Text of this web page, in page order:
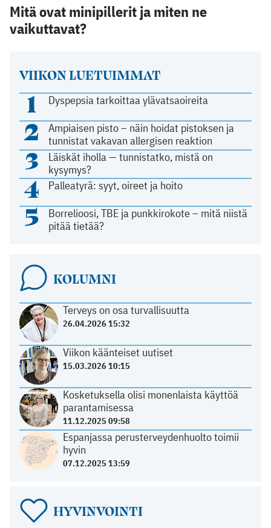
VIIKON LUETUIMMAT
1 Dyspepsia tarkoittaa ylävatsaoireita
2
Ampiaisen pisto – näin hoidat pistoksen ja
tunnistat vakavan allergisen reaktion
3
Läiskät iholla — tunnistatko, mistä on
kysymys?
4 Palleatyrä: syyt, oireet ja hoito
5
Borrelioosi, TBE ja punkkirokote – mitä niistä
pitää tietää?
KOLUMNI
Terveys on osa turvallisuutta
26.04.2026 15:32
Viikon käänteiset uutiset
15.03.2026 10:15
Kosketuksella olisi monenlaista käyttöä
parantamisessa
11.12.2025 09:58
Espanjassa perusterveydenhuolto toimii
hyvin
07.12.2025 13:59
HYVINVOINTI
Mitä ovat minipillerit ja miten ne
vaikuttavat?